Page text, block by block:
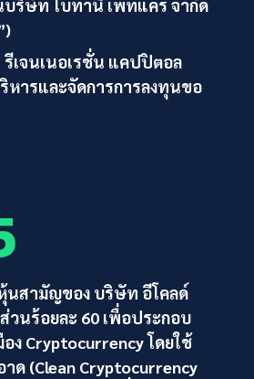
บริษัท โบทานี เพ็ทแคร์ จำกัด
เจนเนอเรชั่น แคปปิตอล
หารและจัดการการลงทุนขอ
นสามัญของ บริษัท อีโคลด์
วนร้อยละ 60 เพื่อประกอบ
ง Cryptocurrency โดยใช้
ด (Clean Cryptocurrency